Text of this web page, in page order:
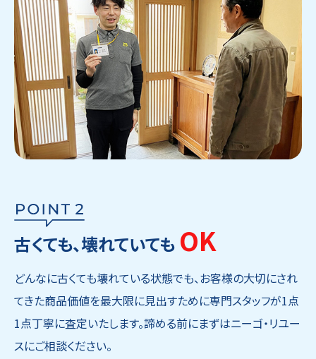
古くても、壊れていても OK
どんなに古くても壊れている状態でも、お客様の大切にされ
てきた商品価値を最大限に見出すために専門スタッフが1点
1点丁寧に査定いたします。諦める前にまずはニーゴ・リユー
スにご相談ください。